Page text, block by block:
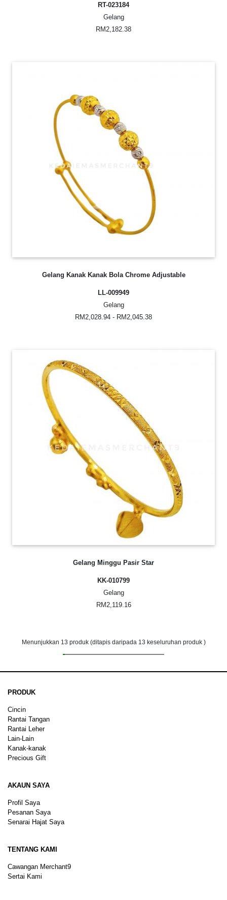
RT-023184
Gelang
RM2,182.38
Gelang Kanak Kanak Bola Chrome Adjustable
LL-009949
Gelang
RM2,028.94 - RM2,045.38
Gelang Minggu Pasir Star
KK-010799
Gelang
RM2,119.16
Menunjukkan 13 produk (ditapis daripada 13 keseluruhan produk )
PRODUK
Cincin
Rantai Tangan
Rantai Leher
Lain-Lain
Kanak-kanak
Precious Gift
AKAUN SAYA
Profil Saya
Pesanan Saya
Senarai Hajat Saya
TENTANG KAMI
Cawangan Merchant9
Sertai Kami